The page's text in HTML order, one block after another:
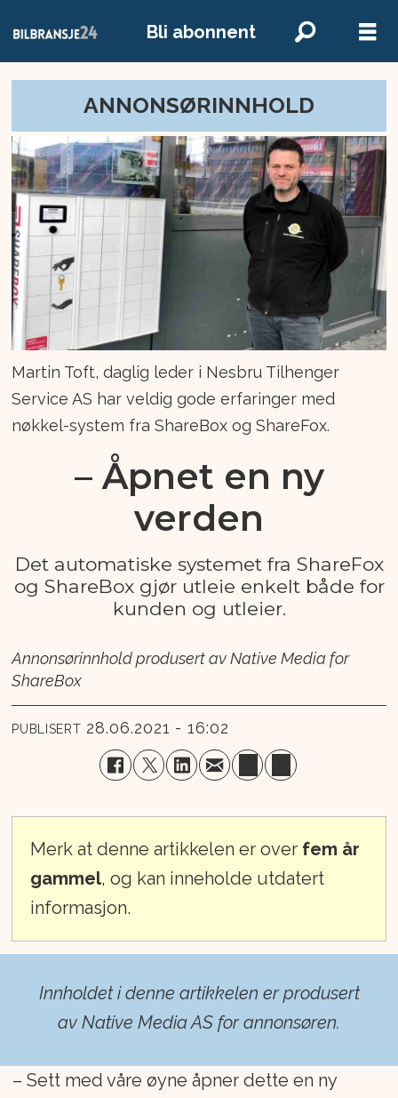
Bli abonnent
ANNONSØRINNHOLD
Martin Toft, daglig leder i Nesbru Tilhenger
Service AS har veldig gode erfaringer med
nøkkel-system fra ShareBox og ShareFox.
– Åpnet en ny
verden
Det automatiske systemet fra ShareFox
og ShareBox gjør utleie enkelt både for
kunden og utleier.
Annonsørinnhold produsert av Native Media for
ShareBox
PUBLISERT 28.06.2021 - 16:02
Merk at denne artikkelen er over fem år
gammel, og kan inneholde utdatert
informasjon.
Innholdet i denne artikkelen er produsert
av Native Media AS for annonsøren.
– Sett med våre øyne åpner dette en ny